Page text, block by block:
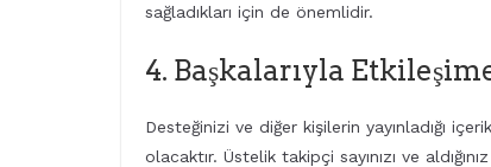
sağladıkları için de önemlidir.
4. Başkalarıyla
Desteğinizi ve diğer kişilerin yayınladığı
olacaktır. Üstelik takipçi sayınızı ve